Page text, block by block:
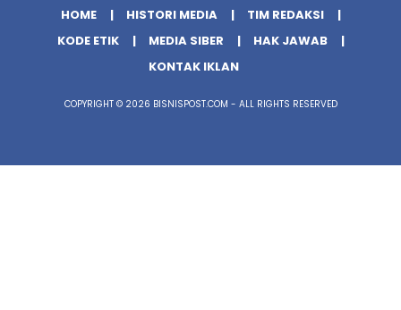
HOME HISTORI MEDIA
TIM REDAKSI
KODE ETIK
MEDIA SIBER
HAK JAWAB
KONTAK IKLAN
COPYRIGHT © 2026 BISNISPOST.COM - ALL RIGHTS RESERVED